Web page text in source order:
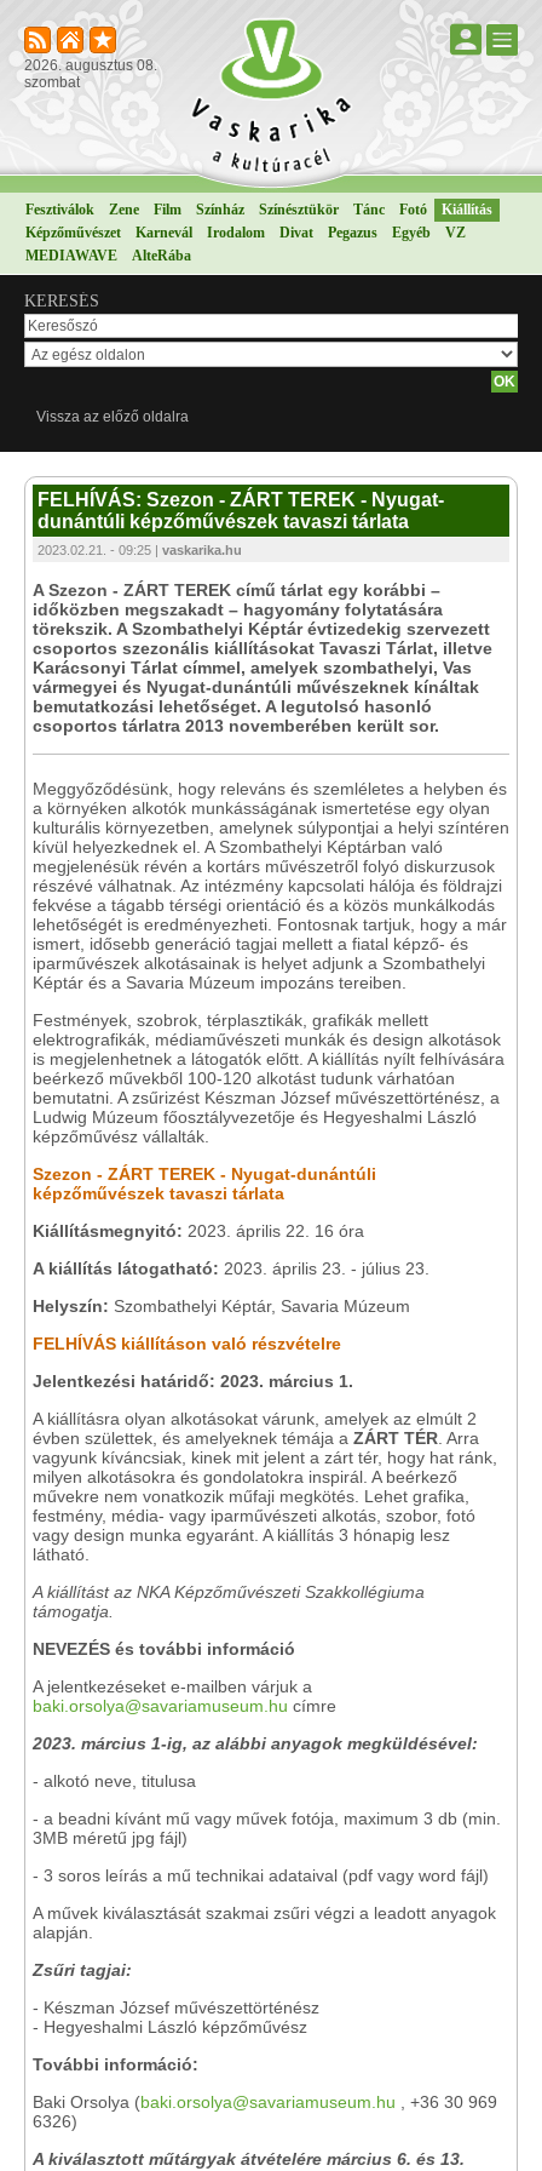
2026. augusztus 08.
szombat
Fesztiválok Zene Film Színház Színésztükör Tánc Fotó
Kiállítás
Képzőművészet
Karnevál Irodalom Divat Pegazus Egyéb
VZ
MEDIAWAVE
AlteRába
KERESÉS
Vissza az előző oldalra
FELHÍVÁS: Szezon - ZÁRT TEREK - Nyugat-
dunántúli képzőművészek tavaszi tárlata
2023.02.21. - 09:25 | vaskarika.hu
A Szezon - ZÁRT TEREK című tárlat egy korábbi –
időközben megszakadt – hagyomány folytatására
törekszik. A Szombathelyi Képtár évtizedekig szervezett
csoportos szezonális kiállításokat Tavaszi Tárlat, illetve
Karácsonyi Tárlat címmel, amelyek szombathelyi, Vas
vármegyei és Nyugat-dunántúli művészeknek kínáltak
bemutatkozási lehetőséget. A legutolsó hasonló
csoportos tárlatra 2013 novemberében került sor.
Meggyőződésünk, hogy releváns és szemléletes a helyben és
a környéken alkotók munkásságának ismertetése egy olyan
kulturális környezetben, amelynek súlypontjai a helyi színtéren
kívül helyezkednek el. A Szombathelyi Képtárban való
megjelenésük révén a kortárs művészetről folyó diskurzusok
részévé válhatnak. Az intézmény kapcsolati hálója és földrajzi
fekvése a tágabb térségi orientáció és a közös munkálkodás
lehetőségét is eredményezheti. Fontosnak tartjuk, hogy a már
ismert, idősebb generáció tagjai mellett a fiatal képző- és
iparművészek alkotásainak is helyet adjunk a Szombathelyi
Képtár és a Savaria Múzeum impozáns tereiben.
Festmények, szobrok, térplasztikák, grafikák mellett
elektrografikák, médiaművészeti munkák és design alkotások
is megjelenhetnek a látogatók előtt. A kiállítás nyílt felhívására
beérkező művekből 100-120 alkotást tudunk várhatóan
bemutatni. A zsűrizést Készman József művészettörténész, a
Ludwig Múzeum főosztályvezetője és Hegyeshalmi László
képzőművész vállalták.
Szezon - ZÁRT TEREK - Nyugat-dunántúli
képzőművészek tavaszi tárlata
Kiállításmegnyitó: 2023. április 22. 16 óra
A kiállítás látogatható: 2023. április 23. - július 23.
Helyszín: Szombathelyi Képtár, Savaria Múzeum
FELHÍVÁS kiállításon való részvételre
Jelentkezési határidő: 2023. március 1.
A kiállításra olyan alkotásokat várunk, amelyek az elmúlt 2
évben születtek, és amelyeknek témája a ZÁRT TÉR . Arra
vagyunk kíváncsiak, kinek mit jelent a zárt tér, hogy hat ránk,
milyen alkotásokra és gondolatokra inspirál. A beérkező
művekre nem vonatkozik műfaji megkötés. Lehet grafika,
festmény, média- vagy iparművészeti alkotás, szobor, fotó
vagy design munka egyaránt. A kiállítás 3 hónapig lesz
látható.
A kiállítást az NKA Képzőművészeti Szakkollégiuma
támogatja.
NEVEZÉS és további információ
A jelentkezéseket e-mailben várjuk a
baki.orsolya@savariamuseum.hu címre
2023. március 1-ig, az alábbi anyagok megküldésével:
- alkotó neve, titulusa
- a beadni kívánt mű vagy művek fotója, maximum 3 db (min.
3MB méretű jpg fájl)
- 3 soros leírás a mű technikai adataival (pdf vagy word fájl)
A művek kiválasztását szakmai zsűri végzi a leadott anyagok
alapján.
Zsűri tagjai:
- Készman József művészettörténész
- Hegyeshalmi László képzőművész
További információ:
Baki Orsolya (baki.orsolya@savariamuseum.hu , +36 30 969
6326)
A kiválasztott műtárgyak átvételére március 6. és 13.